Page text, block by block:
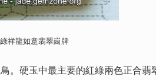
祥龍如意翡翠崗牌
硬玉中最主要的紅綠兩色正合翡